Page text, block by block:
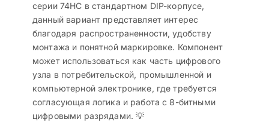
серии 74HC в стандартном DIP-корпусе,
данный вариант представляет интерес
благодаря распространенности, удобству
монтажа и понятной маркировке. Компонент
может использоваться как часть цифрового
узла в потребительской, промышленной и
компьютерной электронике, где требуется
согласующая логика и работа с 8-битными
цифровыми разрядами. 💡